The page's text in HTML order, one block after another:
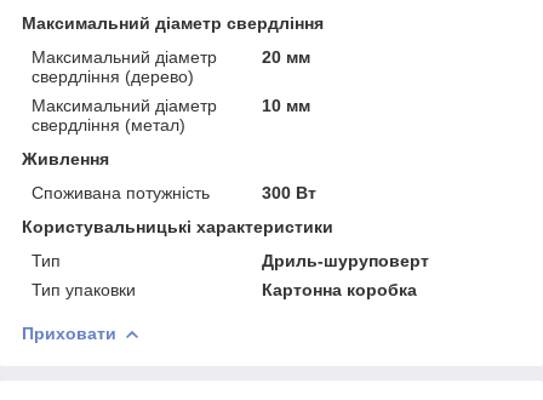
Максимальний діаметр свердління
Максимальний діаметр
свердління (дерево)
20 мм
Максимальний діаметр
свердління (метал)
10 мм
Живлення
Споживана потужність
300 Вт
Користувальницькі характеристики
Тип
Дриль-шуруповерт
Тип упаковки
Картонна коробка
Приховати